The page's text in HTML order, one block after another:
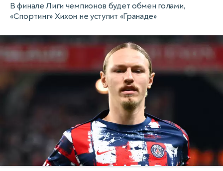
В финале Лиги чемпионов будет обмен голами,
«Спортинг» Хихон не уступит «Гранаде»